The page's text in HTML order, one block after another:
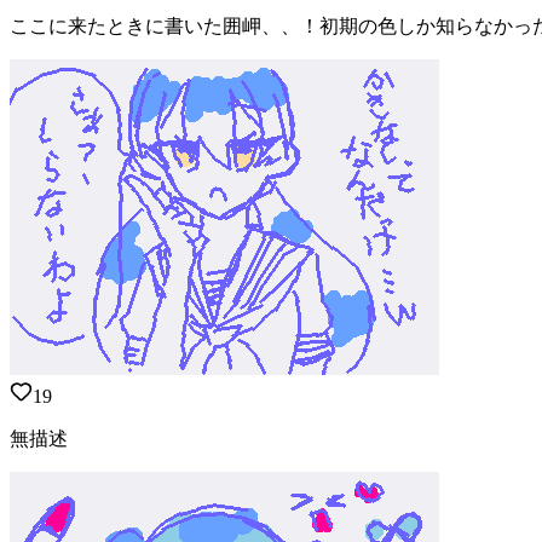
ここに来たときに書いた囲岬、、！初期の色しか知らなか
19
無描述